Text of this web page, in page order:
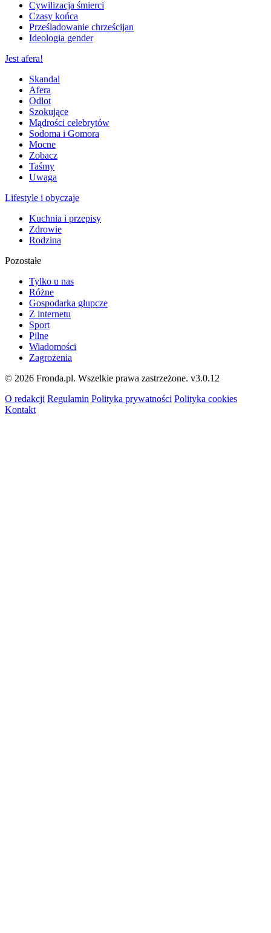
Cywilizacja śmierci
Czasy końca
Prześladowanie chrześcijan
Ideologia gender
Jest afera!
Skandal
Afera
Odlot
Szokujące
Mądrości celebrytów
Sodoma i Gomora
Mocne
Zobacz
Taśmy
Uwaga
Lifestyle i obyczaje
Kuchnia i przepisy
Zdrowie
Rodzina
Pozostałe
Tylko u nas
Różne
Gospodarka głupcze
Z internetu
Sport
Pilne
Wiadomości
Zagrożenia
© 2026 Fronda.pl. Wszelkie prawa zastrzeżone. v3.0.12
O redakcji Regulamin Polityka prywatności Polityka cookies
Kontakt